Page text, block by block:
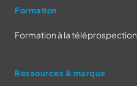
Formation
Formation à la téléprospection
Ressources & marque